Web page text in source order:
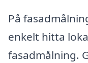
På
enkelt hitta
fasadmålning.